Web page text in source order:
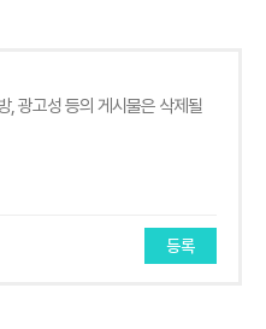
등록